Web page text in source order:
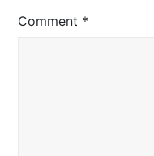
Comment *